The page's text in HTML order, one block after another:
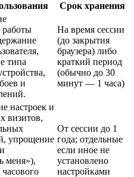
Срок хранения
работы
типа
и
На время сессии
(до закрытия
браузера) либо
краткий период
(обычно до 30
минут — 1 часа)
настроек и
визитов,
упрощение
меня»),
От сессии до 1
года; отдельные
если иное не
установлено
настройками